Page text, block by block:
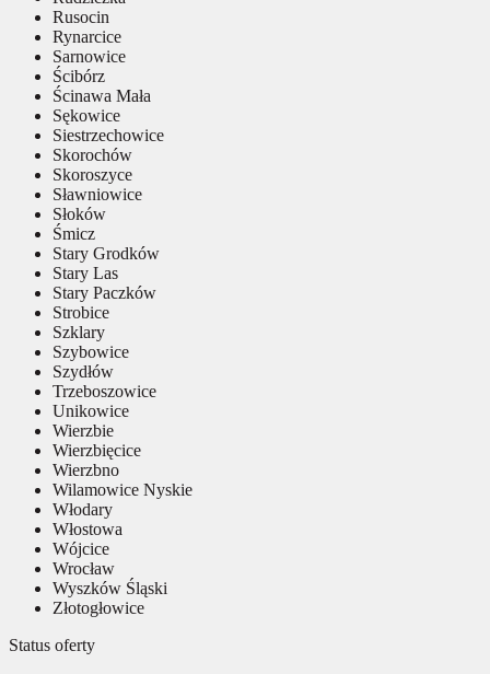
Rusocin
Rynarcice
Sarnowice
Ścibórz
Ścinawa Mała
Sękowice
Siestrzechowice
Skorochów
Skoroszyce
Sławniowice
Słoków
Śmicz
Stary Grodków
Stary Las
Stary Paczków
Strobice
Szklary
Szybowice
Szydłów
Trzeboszowice
Unikowice
Wierzbie
Wierzbięcice
Wierzbno
Wilamowice Nyskie
Włodary
Włostowa
Wójcice
Wrocław
Wyszków Śląski
Złotogłowice
Status oferty